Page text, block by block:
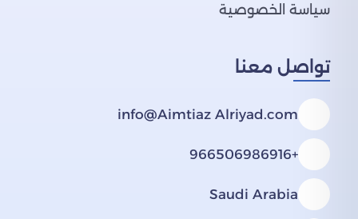
سياسة الخصوصية
تواصل معنا
info@Aimtiaz Alriyad.com
+966506986916
Saudi Arabia